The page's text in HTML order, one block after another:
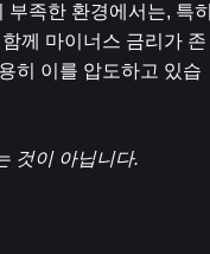
족한 환경에서는, 특히
께 마이너스 금리가 존
히 이를 압도하고 있습
것이 아닙니다.